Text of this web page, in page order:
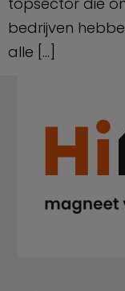
bedrijven
alle […]